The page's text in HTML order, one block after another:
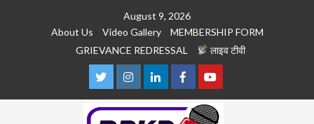
August 9, 2026
About Us
Video Gallery
MEMBERSHIP FORM
GRIEVANCE REDRESSAL
लाइव टीवी
TwitterInstagramLinkedlnFacebookYoutube